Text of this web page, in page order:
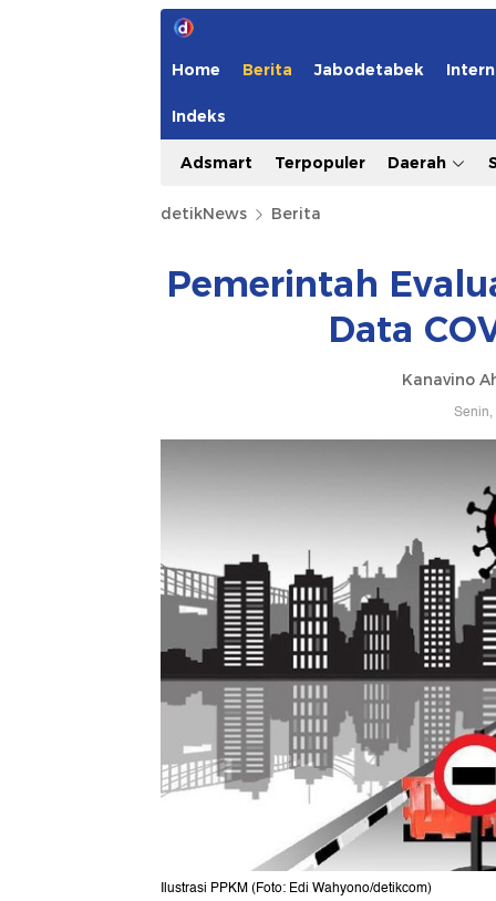
Home Berita Jabodetabek
Indeks
Adsmart Terpopuler Daerah
detikNews Berita
Pemerintah
Data
Kanavino
Ilustrasi PPKM (Foto: Edi Wahyono/detikcom)